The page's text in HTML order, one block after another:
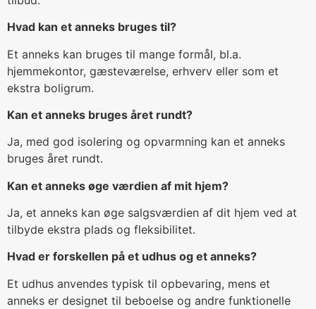
Hvad kan et anneks bruges til?
Et anneks kan bruges til mange formål, bl.a.
hjemmekontor, gæsteværelse, erhverv eller som et
ekstra boligrum.
Kan et anneks bruges året rundt?
Ja, med god isolering og opvarmning kan et anneks
bruges året rundt.
Kan et anneks øge værdien af mit hjem?
Ja, et anneks kan øge salgsværdien af dit hjem ved at
tilbyde ekstra plads og fleksibilitet.
Hvad er forskellen på et udhus og et anneks?
Et udhus anvendes typisk til opbevaring, mens et
anneks er designet til beboelse og andre funktionelle